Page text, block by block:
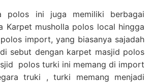
polos ini juga memiliki berbagai
Karpet musholla polos local hingga
import, yang biasanya sajadah
sebut dengan karpet masjid polos
polos turki ini memang di import
truki , turki memang menjadi